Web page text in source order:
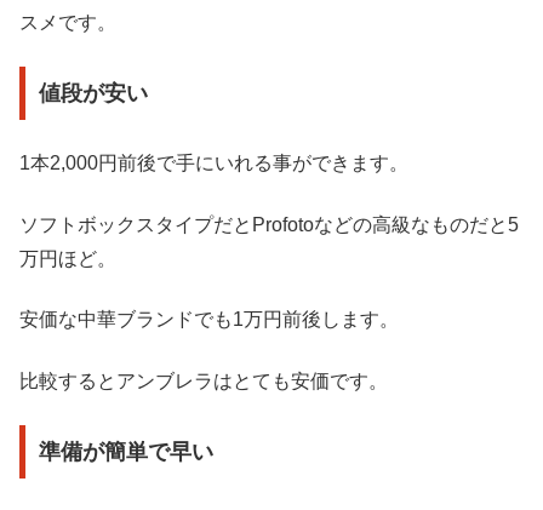
スメです。
値段が安い
1本2,000円前後で手にいれる事ができます。
ソフトボックスタイプだとProfotoなどの高級なものだと5
万円ほど。
安価な中華ブランドでも1万円前後します。
比較するとアンブレラはとても安価です。
準備が簡単で早い